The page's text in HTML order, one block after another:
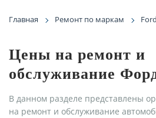
Главная Ремонт по маркам Ford
Цены на ремонт и
обслуживание
В данном разделе представлены
на ремонт и обслуживание